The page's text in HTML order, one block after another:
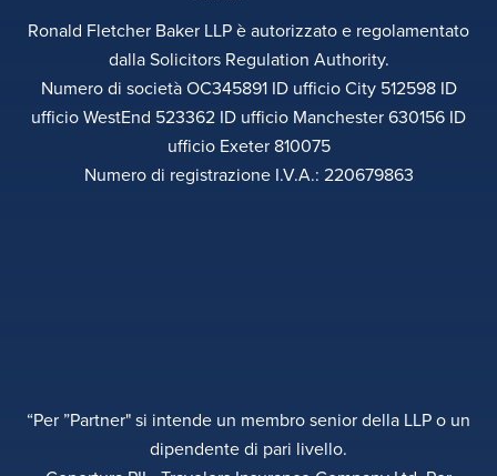
Ronald Fletcher Baker LLP è autorizzato e regolamentato
dalla Solicitors Regulation Authority.
Numero di società OC345891 ID ufficio City 512598 ID
ufficio WestEnd 523362 ID ufficio Manchester 630156 ID
ufficio Exeter 810075
Numero di registrazione I.V.A.: 220679863
“Per ”Partner" si intende un membro senior della LLP o un
dipendente di pari livello.